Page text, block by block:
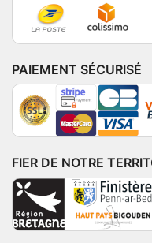
PAIEMENT SÉCURISÉ
FIER DE NOTRE